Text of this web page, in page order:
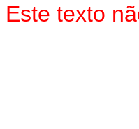
Este texto